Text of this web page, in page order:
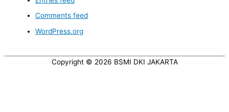
Comments feed
WordPress.org
Copyright © 2026 BSMI DKI JAKARTA